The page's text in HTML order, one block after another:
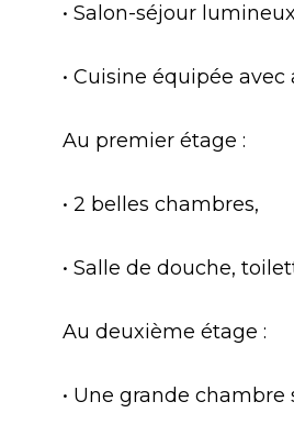
• Salon-séjour
• Cuisine équipée
Au premier étage :
• 2 belles chambres,
• Salle de douche,
Au deuxième étage :
• Une grande chambre